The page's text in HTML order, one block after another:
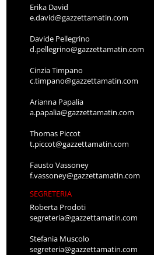
Erika David
e.david@gazzettamatin.com
Davide Pellegrino
d.pellegrino@gazzettamatin.com
Cinzia Timpano
c.timpano@gazzettamatin.com
Arianna Papalia
a.papalia@gazzettamatin.com
Thomas Piccot
t.piccot@gazzettamatin.com
Fausto Vassoney
f.vassoney@gazzettamatin.com
SEGRETERIA
Roberta Prodoti
segreteria@gazzettamatin.com
Stefania Muscolo
segreteria@gazzettamatin.com